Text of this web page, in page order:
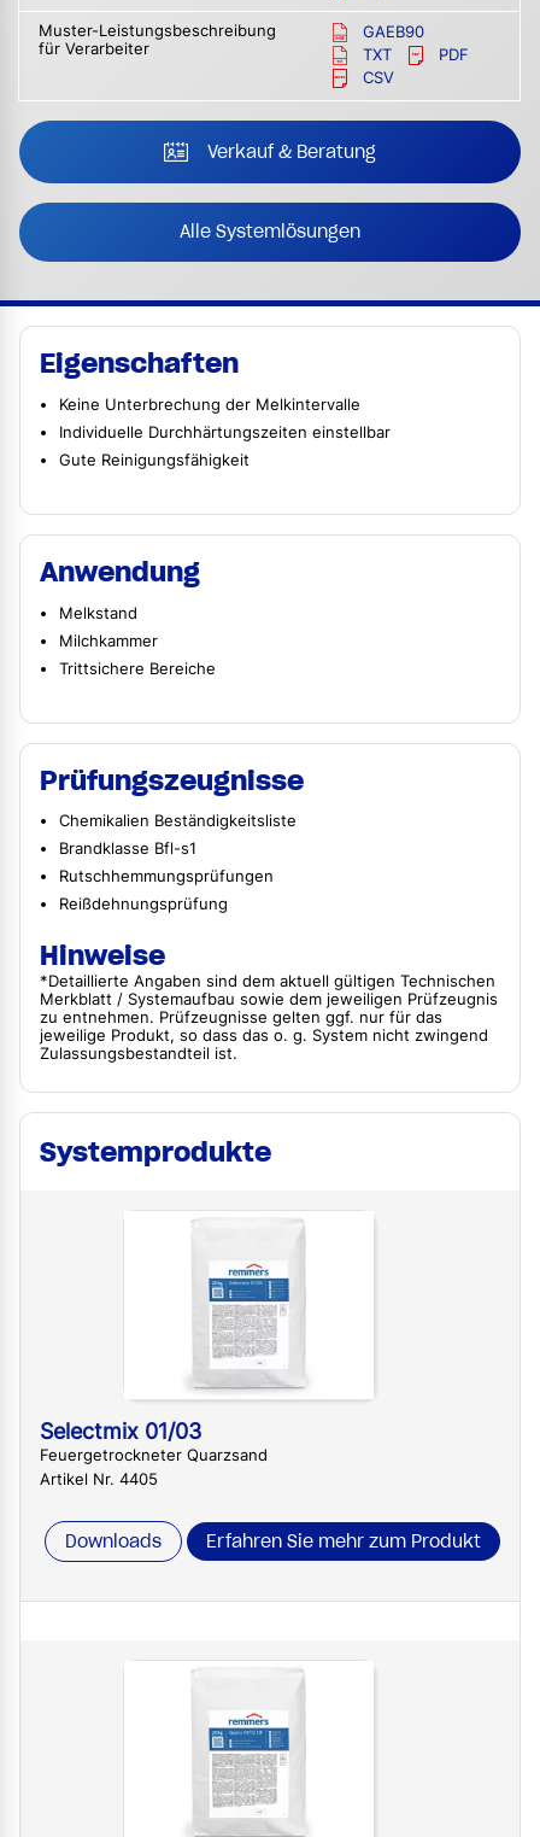
Muster-Leistungsbeschreibung
für Verarbeiter
GAEB90
TXT
PDF
CSV
Verkauf & Beratung
Alle Systemlösungen
Eigenschaften
Keine Unterbrechung der Melkintervalle
Individuelle Durchhärtungszeiten einstellbar
Gute Reinigungsfähigkeit
Anwendung
Melkstand
Milchkammer
Trittsichere Bereiche
Prüfungszeugnisse
Chemikalien Beständigkeitsliste
Brandklasse Bfl-s1
Rutschhemmungsprüfungen
Reißdehnungsprüfung
Hinweise
*Detaillierte Angaben sind dem aktuell gültigen Technischen
Merkblatt / Systemaufbau sowie dem jeweiligen Prüfzeugnis
zu entnehmen. Prüfzeugnisse gelten ggf. nur für das
jeweilige Produkt, so dass das o. g. System nicht zwingend
Zulassungsbestandteil ist.
Systemprodukte
Selectmix 01/03
Feuergetrockneter Quarzsand
Artikel Nr. 4405
Downloads Erfahren Sie mehr zum Produkt